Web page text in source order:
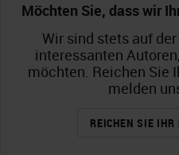
Möchten Sie, dass wir
Wir sind stets auf
interessanten
möchten. Reichen Sie
melden
REICHEN SIE